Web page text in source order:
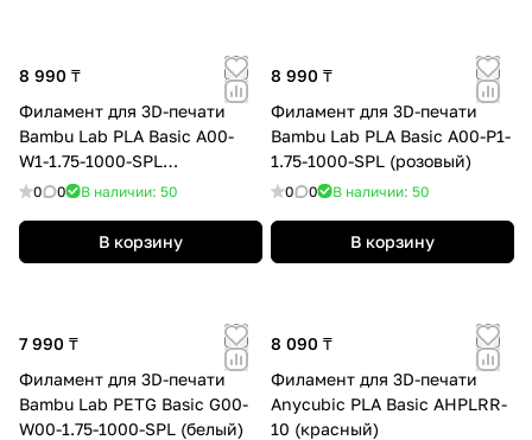
8 990 ₸
Филамент для 3D-печати
Bambu Lab PLA Basic A00-
W1-1.75-1000-SPL
(нефритовый белый)
0 0 В наличии: 50
В корзину
8 990 ₸
Филамент для 3D-печати
Bambu Lab PLA Basic A00-P1-
1.75-1000-SPL (розовый)
0 0 В наличии: 50
В корзину
7 990 ₸
Филамент для 3D-печати
Bambu Lab PETG Basic G00-
W00-1.75-1000-SPL (белый)
8 090 ₸
Филамент для 3D-печати
Anycubic PLA Basic AHPLRR-
10 (красный)